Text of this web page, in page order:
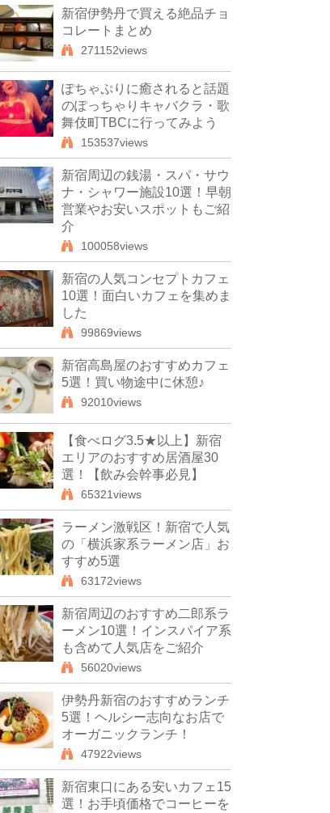
新宿伊勢丹で買える絶品チョ
コレートまとめ
271152views
ぽちゃぷりに癒されると話題
のぽっちゃりキャバクラ・歌
舞伎町TBCに行ってみよう
153537views
新宿周辺の銭湯・スパ・サウ
ナ・シャワー施設10選！早朝
営業やお安いスポットもご紹
介
100058views
新宿の人気コンセプトカフェ
10選！面白いカフェを集めま
した
99869views
新宿高島屋のおすすめカフェ
5選！買い物途中に休憩♪
92010views
【食べログ3.5★以上】新宿
エリアのおすすめ居酒屋30
選！【飲み会幹事必見】
65321views
ラーメン激戦区！新宿で人気
の「横浜家系ラーメン店」お
すすめ5選
63172views
新宿周辺のおすすめ二郎系ラ
ーメン10選！インスパイア系
も含めて人気店をご紹介
56020views
伊勢丹新宿のおすすめランチ
5選！ヘルシー志向なお店で
オーガニックランチ！
47922views
新宿東口にある安いカフェ15
選！お手頃価格でコーヒーを